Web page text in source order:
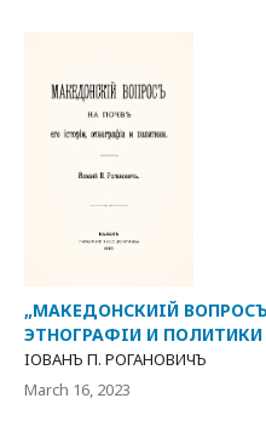
„МАКЕДОНСКИIЙ
ЭТНОГРАФIИ И ПОЛИТИКИ
IОВАНЪ П. РОГАНОВИЧЪ
March 16, 2023